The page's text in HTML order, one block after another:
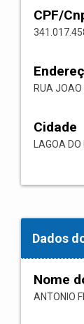
CPF/
RUA JOAO
Cidade
LAGOA DO
Dados
Nome
ANTONIO